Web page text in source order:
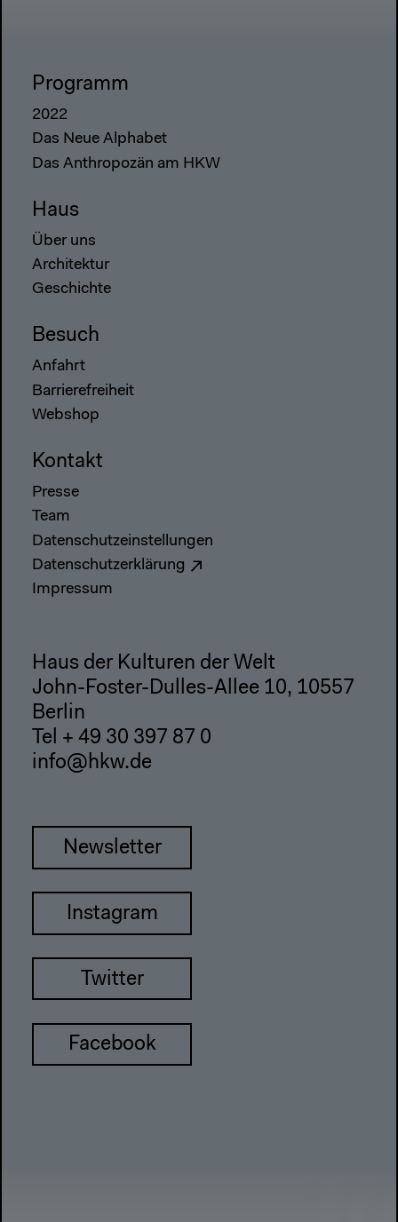
Programm
2022
Das Neue Alphabet
Das Anthropozän am HKW
Haus
Über uns
Architektur
Geschichte
Besuch
Anfahrt
Barrierefreiheit
Webshop
Kontakt
Presse
Team
Datenschutzeinstellungen
Datenschutzerklärung
Impressum
Haus der Kulturen der Welt
John-Foster-Dulles-Allee 10, 10557
Berlin
Tel + 49 30 397 87 0
info@hkw.de
Newsletter
Instagram
Twitter
Facebook